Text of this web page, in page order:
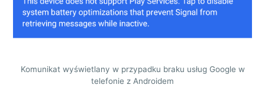
Komunikat wyświetlany w przypadku braku usług Google w
telefonie z Androidem